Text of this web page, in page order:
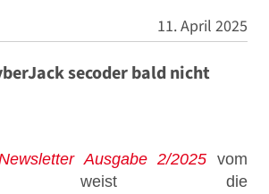
11. April 2025
secoder bald nicht
Ausgabe 2/2025 vom
weist die